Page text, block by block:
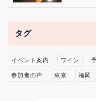
タグ
イベント案内 ワイン
参加者の声 東京 福岡